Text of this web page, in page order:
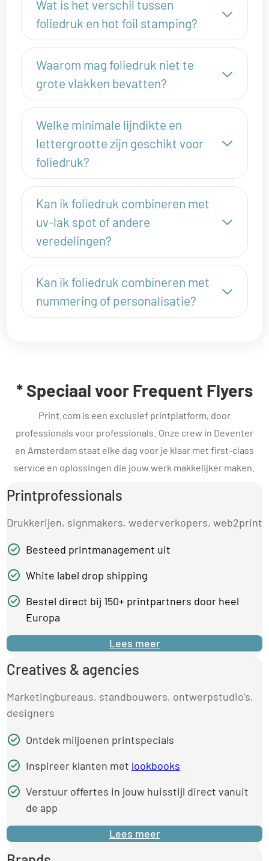
Wat is het verschil tussen
foliedruk en hot foil stamping?
Waarom mag foliedruk niet te
grote vlakken bevatten?
Welke minimale lijndikte en
lettergrootte zijn geschikt voor
foliedruk?
Kan ik foliedruk combineren met
uv-lak spot of andere
veredelingen?
Kan ik foliedruk combineren met
nummering of personalisatie?
* Speciaal voor Frequent Flyers
Print.com is een exclusief printplatform, door
professionals voor professionals. Onze crew in Deventer
en Amsterdam staat elke dag voor je klaar met first-class
service en oplossingen die jouw werk makkelijker maken.
Printprofessionals
Drukkerijen, signmakers, wederverkopers, web2print
Besteed printmanagement uit
White label drop shipping
Bestel direct bij 150+ printpartners door heel
Europa
Lees meer
Creatives & agencies
Marketingbureaus, standbouwers, ontwerpstudio’s,
designers
Ontdek miljoenen printspecials
Inspireer klanten met lookbooks
Verstuur offertes in jouw huisstijl direct vanuit
de app
Lees meer